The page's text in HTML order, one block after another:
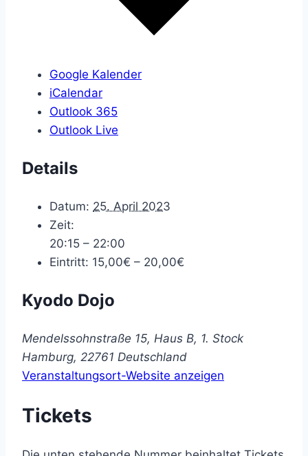
Google Kalender
iCalendar
Outlook 365
Outlook Live
Details
Datum: 25. April 2023
Zeit:
20:15 – 22:00
Eintritt: 15,00€ – 20,00€
Kyodo Dojo
Mendelssohnstraße 15, Haus B, 1. Stock
Hamburg, 22761 Deutschland
Veranstaltungsort-Website anzeigen
Tickets